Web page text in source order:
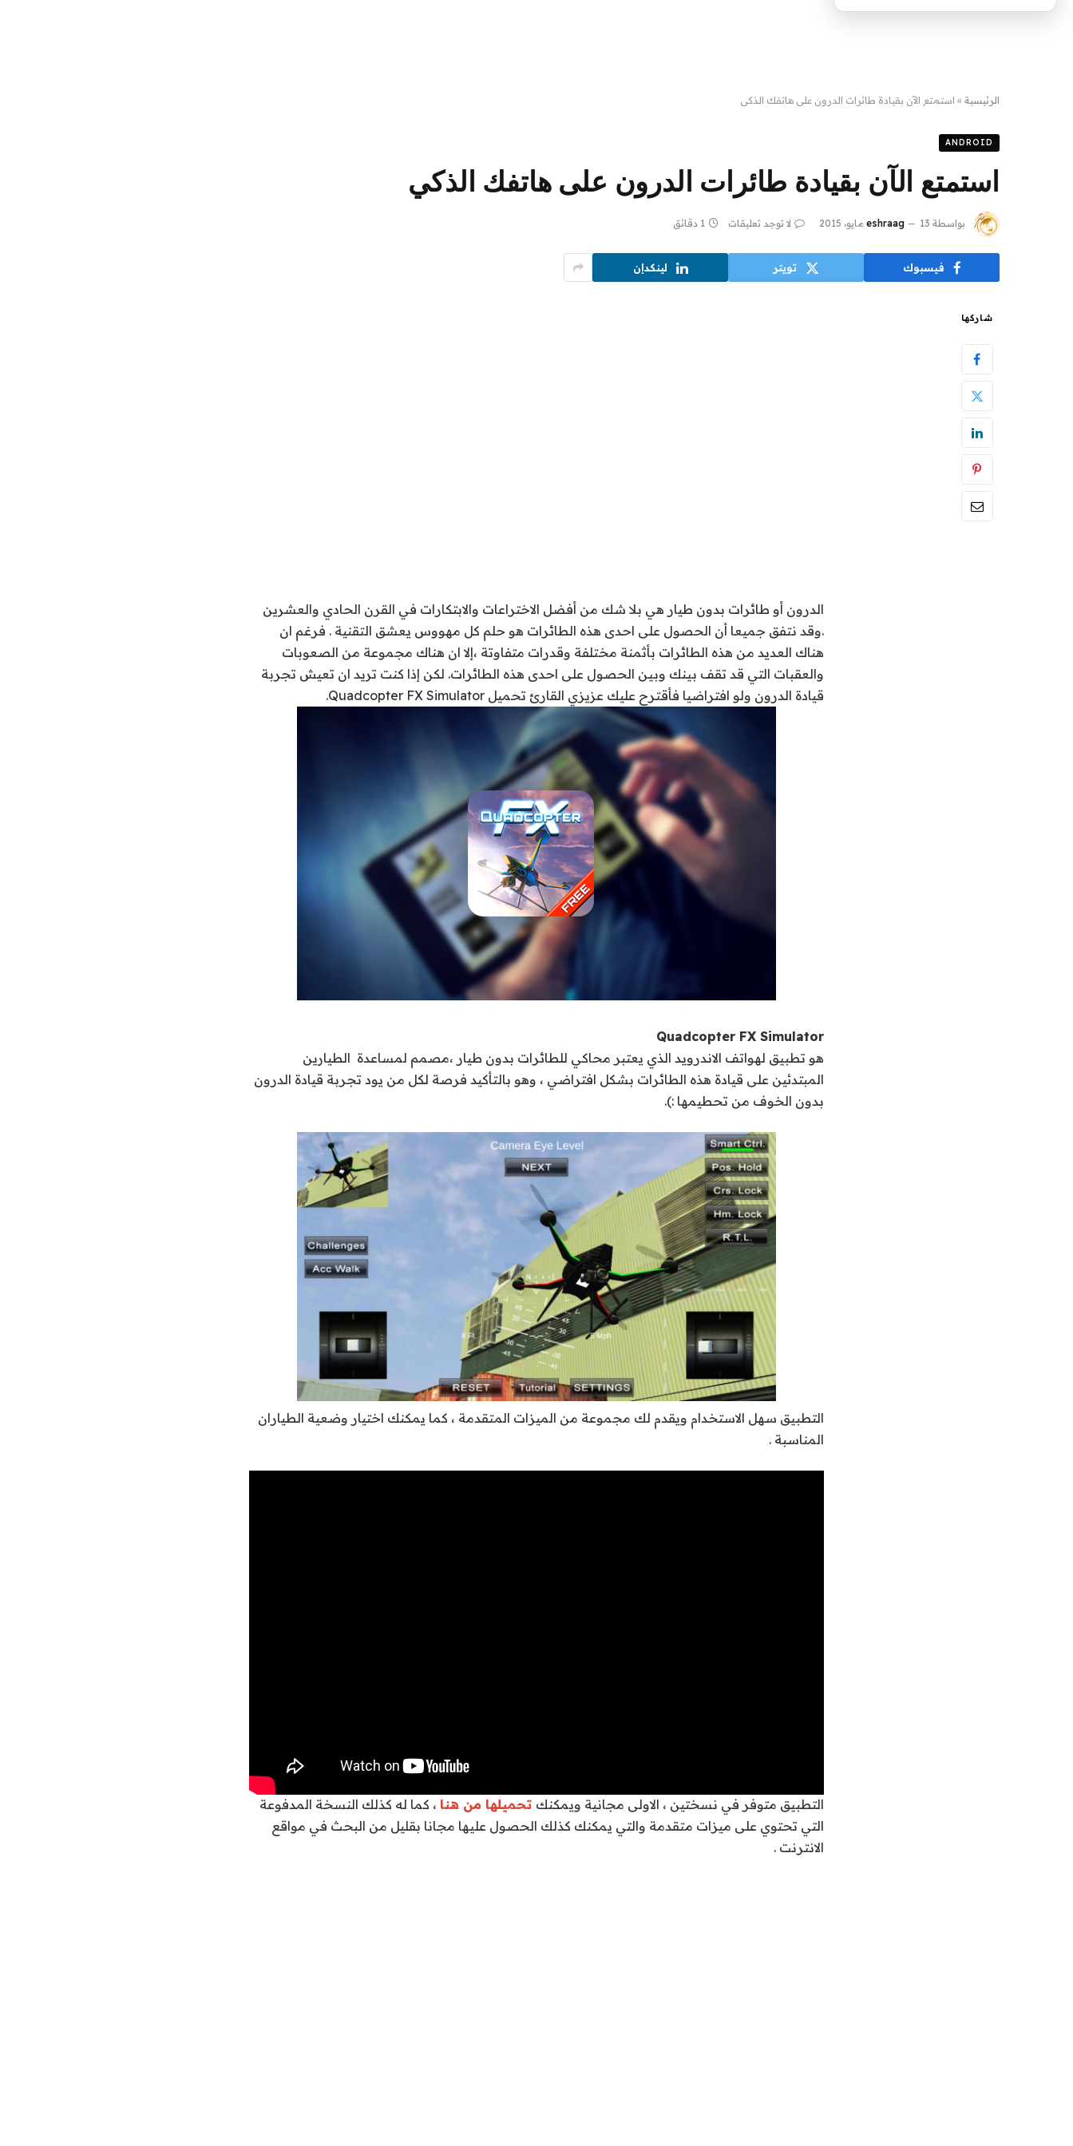
الرئيسية » استمتع الآن بقيادة طائرات الدرون على هاتفك الذكي
ANDROID
استمتع الآن بقيادة طائرات الدرون على هاتفك الذكي
بواسطة eshraag 13 مايو، 2015 لا توجد تعليقات 1 دقائق
فيسبوك تويتر لينكدإن
شاركها
الدرون أو طائرات بدون طيار هي بلا شك من أفضل الاختراعات والابتكارات في القرن الحادي والعشرين
.وقد نتفق جميعا أن الحصول على احدى هذه الطائرات هو حلم كل مهووس يعشق التقنية . فرغم ان
هناك العديد من هذه الطائرات بأثمنة مختلفة وقدرات متفاوتة ،إلا ان هناك مجموعة من الصعوبات
والعقبات التي قد تقف بينك وبين الحصول على احدى هذه الطائرات. لكن إذا كنت تريد ان تعيش تجربة
قيادة الدرون ولو افتراضيا فأقترح عليك عزيزي القارئ تحميل Quadcopter FX Simulator.
Quadcopter FX Simulator
هو تطبيق لهواتف الاندرويد الذي يعتبر محاكي للطائرات بدون طيار ،مصمم لمساعدة الطيارين
المبتدئين على قيادة هذه الطائرات بشكل افتراضي ، وهو بالتأكيد فرصة لكل من يود تجربة قيادة الدرون
بدون الخوف من تحطيمها :).
التطبيق سهل الاستخدام ويقدم لك مجموعة من الميزات المتقدمة ، كما يمكنك اختيار وضعية الطياران
المناسبة .
التطبيق متوفر في نسختين ، الاولى مجانية ويمكنك تحميلها من هنا ، كما له كذلك النسخة المدفوعة
التي تحتوي على ميزات متقدمة والتي يمكنك كذلك الحصول عليها مجانا بقليل من البحث في مواقع
الانترنت .